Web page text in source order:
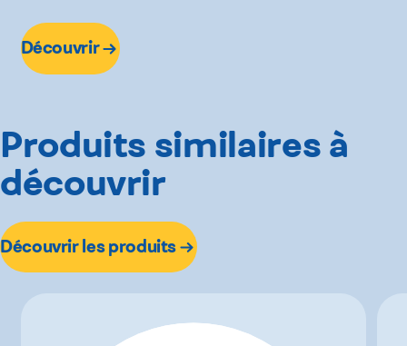
Découvrir
Produits similaires à
découvrir
Découvrir les produits